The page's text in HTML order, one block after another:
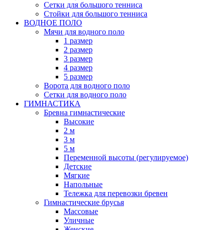
Сетки для большого тенниса
Стойки для большого тенниса
ВОДНОЕ ПОЛО
Мячи для водного поло
1 размер
2 размер
3 размер
4 размер
5 размер
Ворота для водного поло
Сетки для водного поло
ГИМНАСТИКА
Бревна гимнастические
Высокие
2 м
3 м
5 м
Переменной высоты (регулируемое)
Детские
Мягкие
Напольные
Тележка для перевозки бревен
Гимнастические брусья
Массовые
Уличные